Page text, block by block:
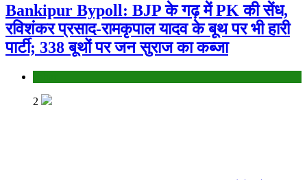
Bankipur Bypoll: BJP के गढ़ में PK की सेंध,
रविशंकर प्रसाद-रामकृपाल यादव के बूथ पर भी हारी
पार्टी; 338 बूथों पर जन सुराज का कब्जा
2